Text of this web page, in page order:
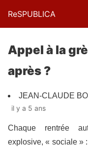
ReSPUBLICA
Appel à la
après ?
JEAN-CLAUDE
il y a 5 ans
Chaque rentrée
explosive, « sociale »